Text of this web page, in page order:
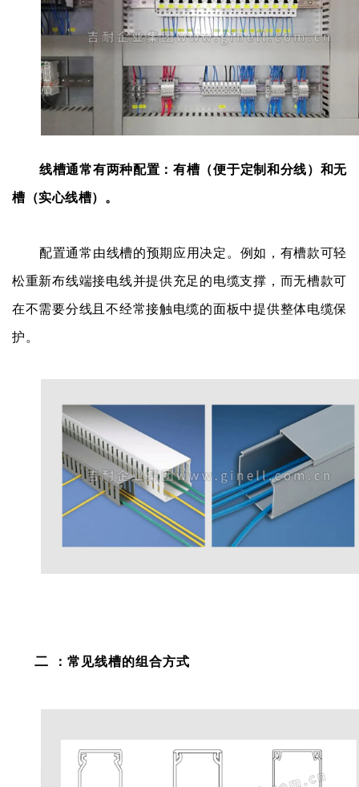
线槽通常有两种配置：有槽（便于定制和分线）和无
槽（实心线槽）。
配置通常由线槽的预期应用决定。例如，有槽款可轻
松重新布线端接电线并提供充足的电缆支撑，而无槽款可
在不需要分线且不经常接触电缆的面板中提供整体电缆保
护。
二 ：常见线槽的组合方式